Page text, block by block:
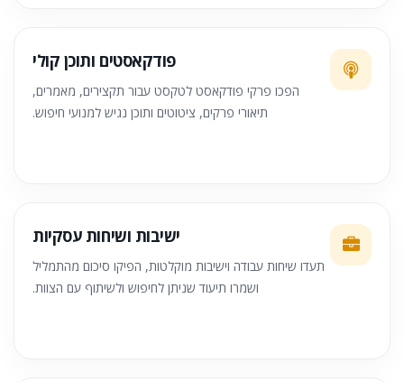
פודקאסטים ותוכן קולי
הפכו פרקי פודקאסט לטקסט עבור תקצירים, מאמרים,
תיאורי פרקים, ציטוטים ותוכן נגיש למנועי חיפוש.
ישיבות ושיחות עסקיות
תעדו שיחות עבודה וישיבות מוקלטות, הפיקו סיכום מהתמליל
ושמרו תיעוד שניתן לחיפוש ולשיתוף עם הצוות.